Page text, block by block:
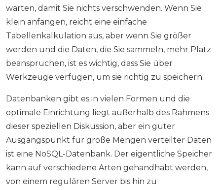
warten, damit Sie nichts verschwenden. Wenn Sie
klein anfangen, reicht eine einfache
Tabellenkalkulation aus, aber wenn Sie größer
werden und die Daten, die Sie sammeln, mehr Platz
beanspruchen, ist es wichtig, dass Sie über
Werkzeuge verfügen, um sie richtig zu speichern.
Datenbanken gibt es in vielen Formen und die
optimale Einrichtung liegt außerhalb des Rahmens
dieser speziellen Diskussion, aber ein guter
Ausgangspunkt für große Mengen verteilter Daten
ist eine NoSQL-Datenbank. Der eigentliche Speicher
kann auf verschiedene Arten gehandhabt werden,
von einem regulären Server bis hin zu